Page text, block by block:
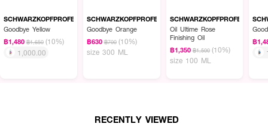
SCHWARZKOPFPROFESSIO
Goodbye Yellow
฿1,480 ฿1,650 (10%)
1,000.00
SCHWARZKOPFPROFESSIO
Goodbye Orange
฿630 ฿700 (10%)
size 300 ML
SCHWARZKOPFPROFESSIO
Oil Ultime Rose
Finishing Oil
฿1,350 ฿1,500 (10%)
size 100 ML
฿
RECENTLY VIEWED